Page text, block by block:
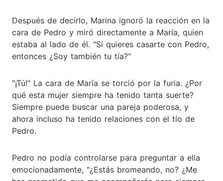
Después de decirlo, Marina ignoró la reacción en la
cara de Pedro y miró directamente a María, quien
estaba al lado de él. "Si quieres casarte con Pedro,
entonces ¿Soy también tu tía?"
"¡Tú!" La cara de María se torció por la furia. ¿Por
qué esta mujer siempre ha tenido tanta suerte?
Siempre puede buscar una pareja poderosa, y
ahora incluso ha tenido relaciones con el tío de
Pedro.
Pedro no podía controlarse para preguntar a ella
emocionadamente, "¿Estás bromeando, no? ¿Me